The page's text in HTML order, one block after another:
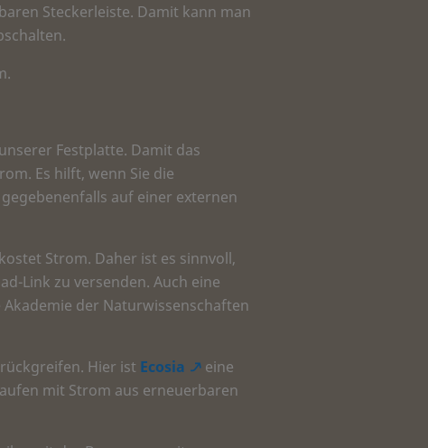
Steckerleiste. Damit kann man
Festplatte. Damit das
Es hilft, wenn Sie die
auf einer externen
Strom. Daher ist es sinnvoll,
Link zu versenden. Auch eine
der Naturwissenschaften
Hier ist Ecosia
eine
mit Strom aus erneuerbaren